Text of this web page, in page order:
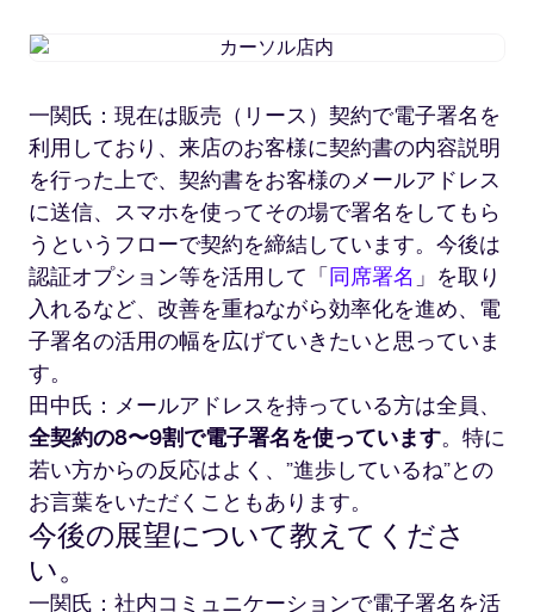
カ
ル
店
内
一関氏：現在は販売（リース）契約で電子署名を
利用しており、来店のお客様に契約書の内容説明
を行った上で、契約書をお客様のメールアドレス
に送信、スマホを使ってその場で署名をしてもら
うというフローで契約を締結しています。今後は
認証オプション等を活用して「同席署名」を取り
入れるなど、改善を重ねながら効率化を進め、電
子署名の活用の幅を広げていきたいと思っていま
す。
田中氏：メールアドレスを持っている方は全員、
全契約の8〜9割で電子署名を使っています。特に
若い方からの反応はよく、”進歩しているね”との
お言葉をいただくこともあります。
今後の展望について教えてくださ
い。
一関氏：社内コミュニケーションで電子署名を活